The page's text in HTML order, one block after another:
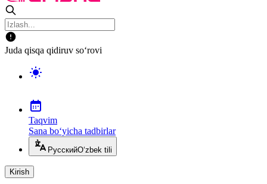
Juda qisqa qidiruv so‘rovi
Taqvim
Sana bo‘yicha tadbirlar
РусскийO‘zbek tili
Kirish